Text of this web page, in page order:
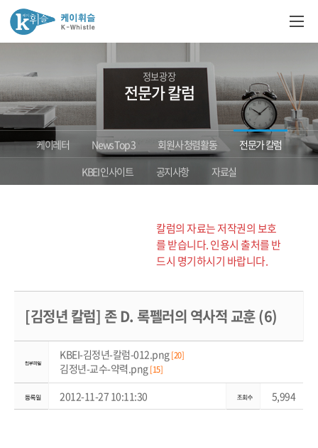
정보광장
전문가 칼럼
케이레터 News Top 3 회원사 청렴활동
전문가 칼럼
KBEI 인사이트
공지사항 자료실
칼럼의 자료는 저작권의 보호
를 받습니다. 인용시 출처를 반
드시 명기하시기 바랍니다.
[김정년 칼럼] 존 D. 록펠러의 역사적 교훈 (6)
KBEI-김정년-칼럼-012.png[20]
김정년-교수-약력.png[15]
2012-11-27 10:11:30 5,994